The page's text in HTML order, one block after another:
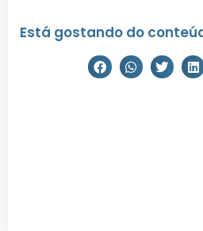
Está gostando do